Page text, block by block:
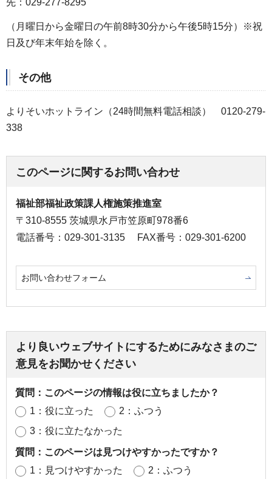
（月曜日から金曜日の午前8時30分から午後5時15分）※祝
日及び年末年始を除く。
その他
よりそいホットライン（24時間無料電話相談） 0120-279-
338
このページに関するお問い合わせ
福祉部福祉政策課人権施策推進室
〒310-8555 茨城県水戸市笠原町978番6
電話番号：029-301-3135
FAX番号：029-301-6200
お問い合わせフォーム
より良いウェブサイトにするためにみなさまのご
意見をお聞かせください
質問：このページの情報は役に立ちましたか？
1：役に立った
2：ふつう
3：役に立たなかった
質問：このページは見つけやすかったですか？
1：見つけやすかった
2：ふつう